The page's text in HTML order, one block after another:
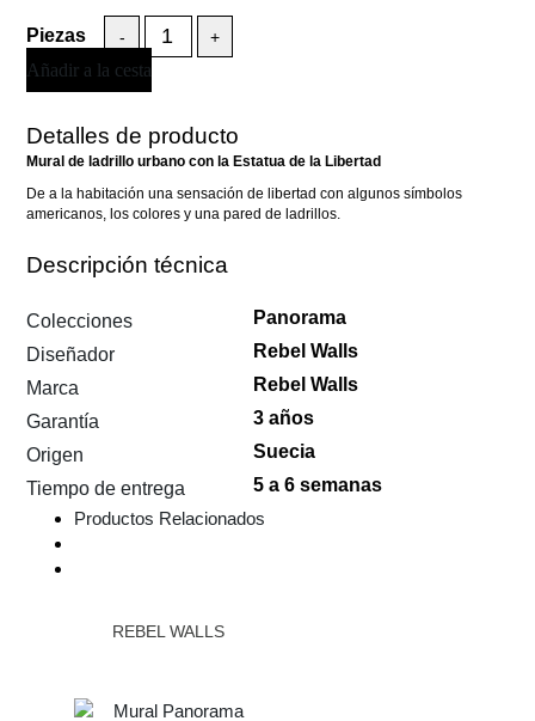
- +
Añadir a la cesta
Detalles de producto
Mural de ladrillo urbano con la Estatua de la Libertad
De a la habitación una sensación de libertad con algunos símbolos
americanos, los colores y una pared de ladrillos.
Descripción técnica
Colecciones
Panorama
Diseñador
Rebel Walls
Marca
Rebel Walls
Garantía
3 años
Origen
Suecia
Tiempo de entrega
5 a 6 semanas
Productos Relacionados
REBEL WALLS